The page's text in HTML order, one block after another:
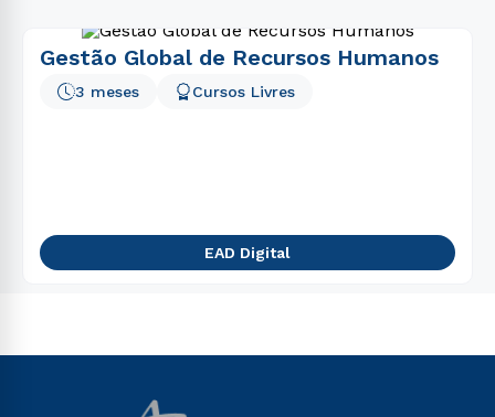
Gestão Global de Recursos Humanos
Cursos Livres
3 meses
EAD Digital